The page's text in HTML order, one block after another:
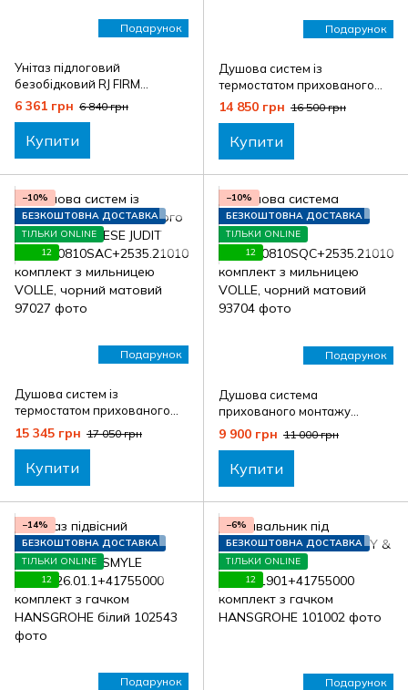
Подарунок
Унітаз підлоговий
безобідковий RJ FIRM
ARJ5018+RJAC022-02NI
комплект з дозатором
рідкого мила
6 361 грн 6 840 грн
Купити
Подарунок
Душова систем із
термостатом прихованого
монтажу IMPRESE JUDIT
At04810810SQC+2535.21010
4 комплект з мильницею
VOLLE, чорний матовий
14 850 грн 16 500 грн
Купити
Подарунок
−10%
БЕЗКОШТОВНА ДОСТАВКА
ТІЛЬКИ ONLINE
12
Душова систем із
термостатом прихованого
монтажу IMPRESE JUDIT
At04810810SAC+2535.21010
4 комплект з мильницею
VOLLE, чорний матовий
15 345 грн 17 050 грн
Купити
Подарунок
−10%
БЕЗКОШТОВНА ДОСТАВКА
ТІЛЬКИ ONLINE
12
Душова система
прихованого монтажу
IMPRESE JUDIT
At03010810SQС+2535.21010
4 комплект з мильницею
VOLLE, чорний матовий
9 900 грн 11 000 грн
Купити
Подарунок
−14%
БЕЗКОШТОВНА ДОСТАВКА
ТІЛЬКИ ONLINE
12
Подарунок
−6%
БЕЗКОШТОВНА ДОСТАВКА
ТІЛЬКИ ONLINE
12